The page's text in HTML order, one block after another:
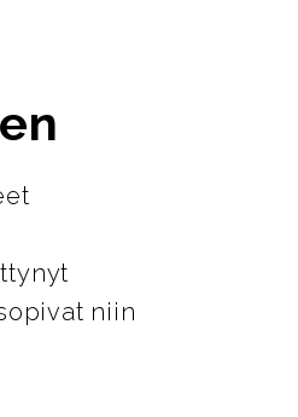
niin